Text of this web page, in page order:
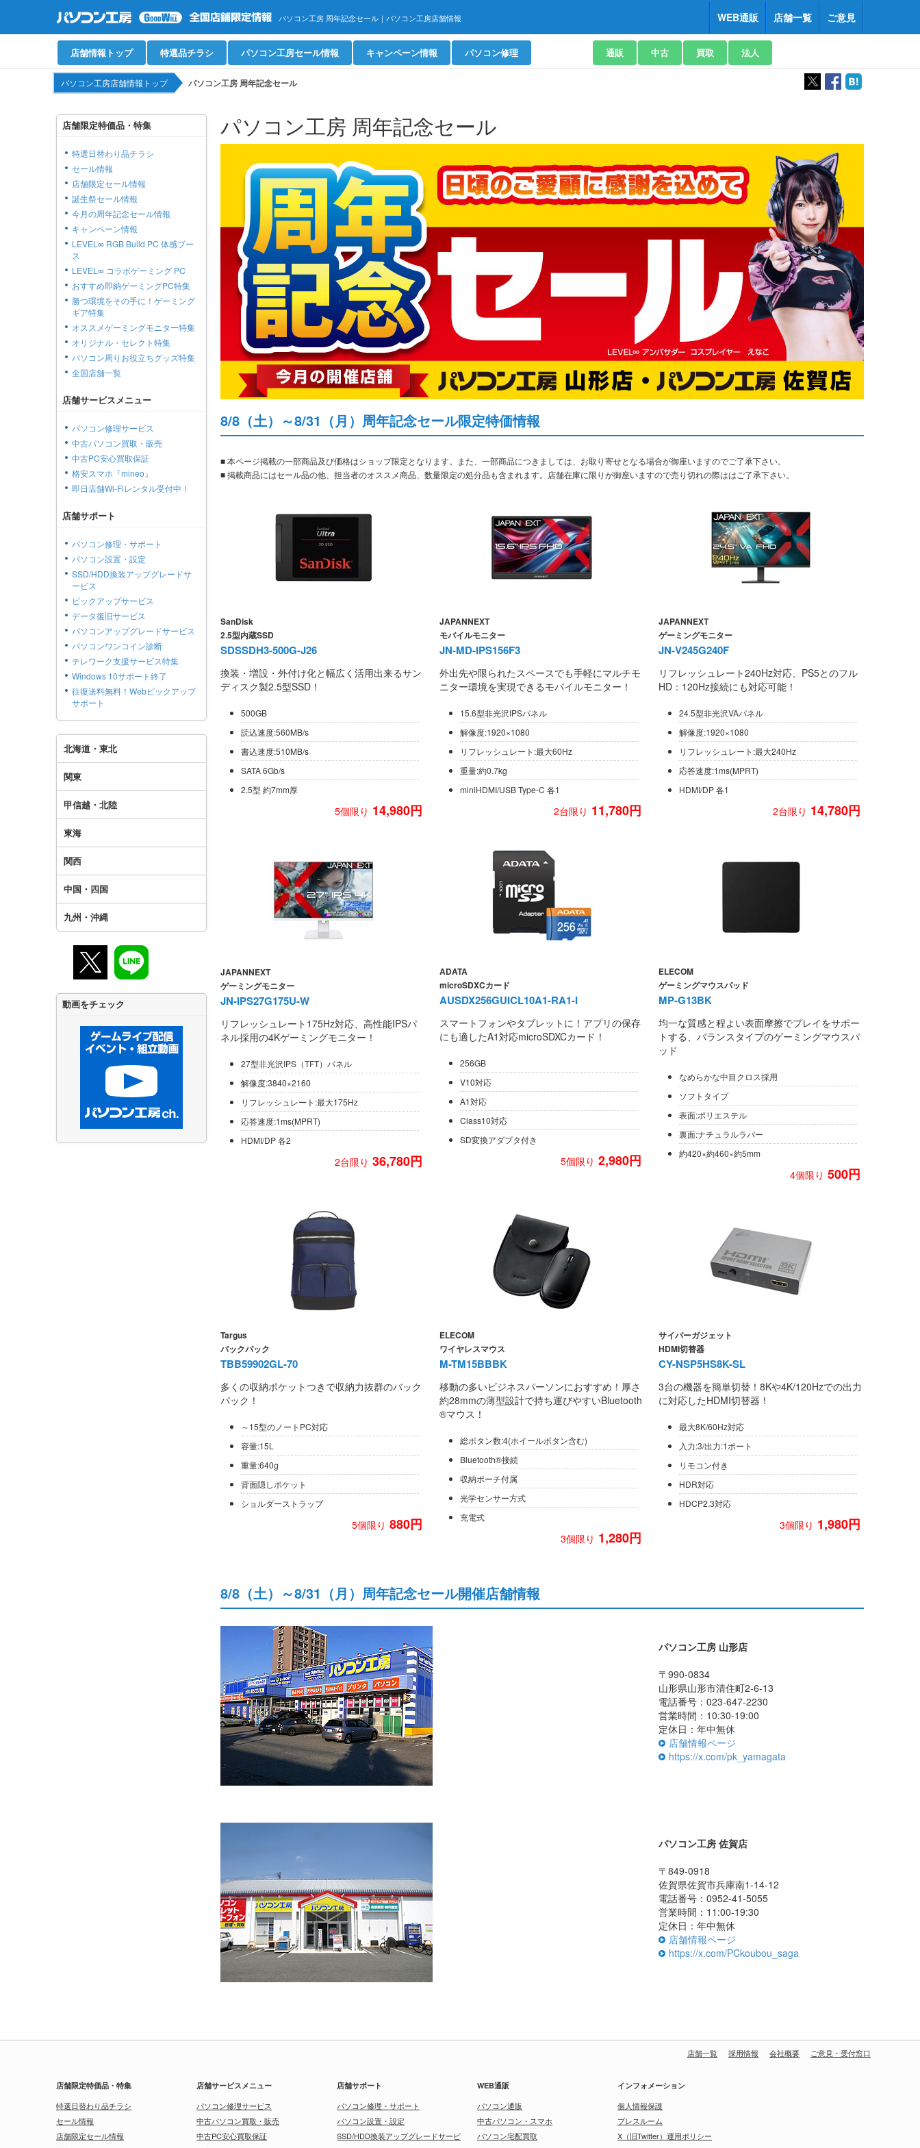
パソコン工房 周年記念セール｜パソコン工房店舗情報 WEB通販 店舗一覧 ご意見
店舗情報トップ 特選品チラシ パソコン工房セール情報 キャンペーン情報 パソコン修理 通販 中古 買取 法人
パソコン工房店舗情報トップ パソコン工房 周年記念セール
パソコン工房 周年記念セール
8/8（土）～8/31（月）周年記念セール限定特価情報
■ 本ページ掲載の一部商品及び価格はショップ限定となります。また、一部商品につきましては、お取り寄せとなる場合が御座いますのでご了承下さい。
■ 掲載商品にはセール品の他、担当者のオススメ商品、数量限定の処分品も含まれます。店舗在庫に限りが御座いますので売り切れの際ははご了承下さい。
SanDisk
2.5型内蔵SSD
SDSSDH3-500G-J26
換装・増設・外付け化と幅広く活用出来るサン
ディスク製2.5型SSD！
500GB
読込速度:560MB/s
書込速度:510MB/s
SATA 6Gb/s
2.5型 約7mm厚
5個限り 14,980円
JAPANNEXT
モバイルモニター
JN-MD-IPS156F3
外出先や限られたスペースでも手軽にマルチモ
ニター環境を実現できるモバイルモニター！
15.6型非光沢IPSパネル
解像度:1920×1080
リフレッシュレート:最大60Hz
重量:約0.7kg
miniHDMI/USB Type-C 各1
2台限り 11,780円
JAPANNEXT
ゲーミングモニター
JN-V245G240F
リフレッシュレート240Hz対応、PS5とのフル
HD：120Hz接続にも対応可能！
24.5型非光沢VAパネル
解像度:1920×1080
リフレッシュレート:最大240Hz
応答速度:1ms(MPRT)
HDMI/DP 各1
2台限り 14,780円
JAPANNEXT
ゲーミングモニター
JN-IPS27G175U-W
リフレッシュレート175Hz対応、高性能IPSパ
ネル採用の4Kゲーミングモニター！
27型非光沢IPS（TFT）パネル
解像度:3840×2160
リフレッシュレート:最大175Hz
応答速度:1ms(MPRT)
HDMI/DP 各2
2台限り 36,780円
ADATA
microSDXCカード
AUSDX256GUICL10A1-RA1-I
スマートフォンやタブレットに！アプリの保存
にも適したA1対応microSDXCカード！
256GB
V10対応
A1対応
Class10対応
SD変換アダプタ付き
5個限り 2,980円
ELECOM
ゲーミングマウスパッド
MP-G13BK
均一な質感と程よい表面摩擦でプレイをサポー
トする、バランスタイプのゲーミングマウスパ
ッド
なめらかな中目クロス採用
ソフトタイプ
表面:ポリエステル
裏面:ナチュラルラバー
約420×約460×約5mm
4個限り 500円
Targus
バックパック
TBB59902GL-70
多くの収納ポケットつきで収納力抜群のバック
パック！
～15型のノートPC対応
容量:15L
重量:640g
背面隠しポケット
ショルダーストラップ
5個限り 880円
ELECOM
ワイヤレスマウス
M-TM15BBBK
移動の多いビジネスパーソンにおすすめ！厚さ
約28mmの薄型設計で持ち運びやすいBluetooth
®マウス！
総ボタン数:4(ホイールボタン含む)
Bluetooth®接続
収納ポーチ付属
光学センサー方式
充電式
3個限り 1,280円
サイバーガジェット
HDMI切替器
CY-NSP5HS8K-SL
3台の機器を簡単切替！8Kや4K/120Hzでの出力
に対応したHDMI切替器！
最大8K/60Hz対応
入力:3/出力:1ポート
リモコン付き
HDR対応
HDCP2.3対応
3個限り 1,980円
8/8（土）～8/31（月）周年記念セール開催店舗情報
パソコン工房 山形店
〒990-0834
山形県山形市清住町2-6-13
電話番号：023-647-2230
営業時間：10:30-19:00
定休日：年中無休
店舗情報ページ
https://x.com/pk_yamagata
パソコン工房 佐賀店
〒849-0918
佐賀県佐賀市兵庫南1-14-12
電話番号：0952-41-5055
営業時間：11:00-19:30
定休日：年中無休
店舗情報ページ
https://x.com/PCkoubou_saga
店舗限定特価品・特集
特選日替わり品チラシ
セール情報
店舗限定セール情報
誕生祭セール情報
今月の周年記念セール情報
キャンペーン情報
LEVEL∞ RGB Build PC 体感ブー
ス
LEVEL∞ コラボゲーミング PC
おすすめ即納ゲーミングPC特集
勝つ環境をその手に！ゲーミング
ギア特集
オススメゲーミングモニター特集
オリジナル・セレクト特集
パソコン周りお役立ちグッズ特集
全国店舗一覧
店舗サービスメニュー
パソコン修理サービス
中古パソコン買取・販売
中古PC安心買取保証
格安スマホ『mineo』
即日店舗Wi-Fiレンタル受付中！
店舗サポート
パソコン修理・サポート
パソコン設置・設定
SSD/HDD換装アップグレードサ
ービス
ピックアップサービス
データ復旧サービス
パソコンアップグレードサービス
パソコンワンコイン診断
テレワーク支援サービス特集
Windows 10サポート終了
往復送料無料！Webピックアップ
サポート
北海道・東北
関東
甲信越・北陸
東海
関西
中国・四国
九州・沖縄
動画をチェック
店舗一覧 採用情報 会社概要 ご意見・受付窓口
店舗限定特価品・特集
特選日替わり品チラシ
セール情報
店舗限定セール情報
店舗サービスメニュー
パソコン修理サービス
中古パソコン買取・販売
中古PC安心買取保証
店舗サポート
パソコン修理・サポート
パソコン設置・設定
SSD/HDD換装アップグレードサービ
WEB通販
パソコン通販
中古パソコン・スマホ
パソコン宅配買取
インフォメーション
個人情報保護
プレスルーム
X（旧Twitter）運用ポリシー